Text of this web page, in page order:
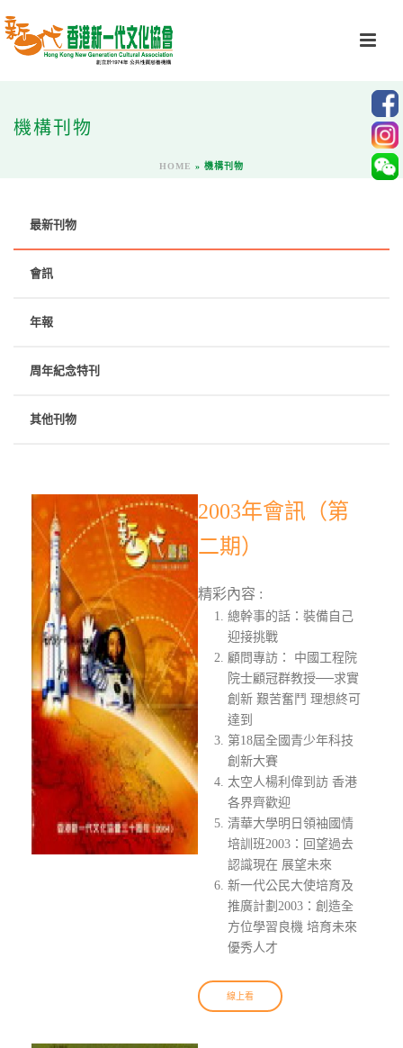
機構刊物
HOME » 機構刊物
最新刊物
會訊
年報
周年紀念特刊
其他刊物
2003年會訊（第
二期）
精彩內容 :
總幹事的話：裝備自己
迎接挑戰
顧問專訪： 中國工程院
院士顧冠群教授──求實
創新 艱苦奮鬥 理想終可
達到
第18屆全國青少年科技
創新大賽
太空人楊利偉到訪 香港
各界齊歡迎
清華大學明日領袖國情
培訓班2003：回望過去
認識現在 展望未來
新一代公民大使培育及
推廣計劃2003：創造全
方位學習良機 培育未來
優秀人才
線上看